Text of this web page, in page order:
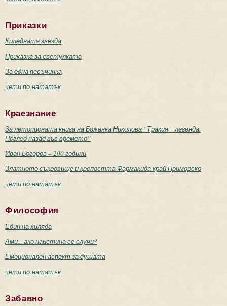
Приказки
Коледната звезда
Приказка за светулката
За една песъчинка
чети по-нататък
Краезнание
За летописната книга на Божанка Николова “Тракия – легенда.
Поглед назад във времето”
Иван Богоров – 200 години
Златното съкровище и крепостта Фармакида край Приморско
чети по-нататък
Философия
Един на хиляда
Ами... ако наистина се случи?
Емоционален аспект за душата
чети по-нататък
Забавно